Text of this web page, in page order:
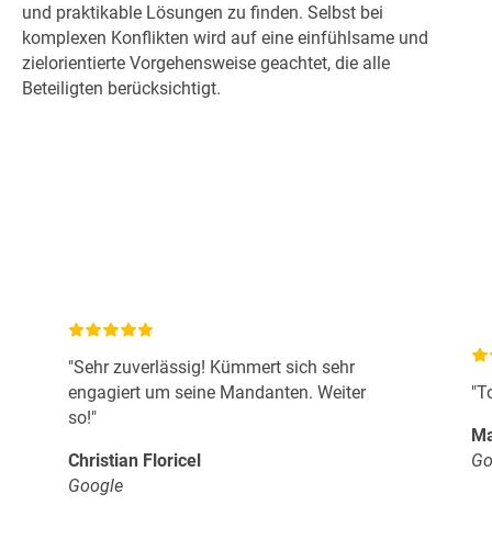
und praktikable Lösungen zu finden. Selbst bei
komplexen Konflikten wird auf eine einfühlsame und
zielorientierte Vorgehensweise geachtet, die alle
Beteiligten berücksichtigt.
"Sehr zuverlässig! Kümmert sich sehr
engagiert um seine Mandanten. Weiter
so!"
Christian Floricel
Google